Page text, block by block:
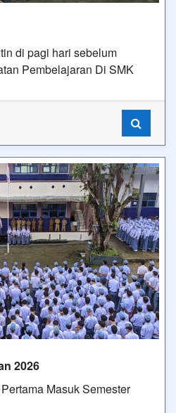
di pagi hari sebelum
Pembelajaran Di SMK
2026
Masuk Semester